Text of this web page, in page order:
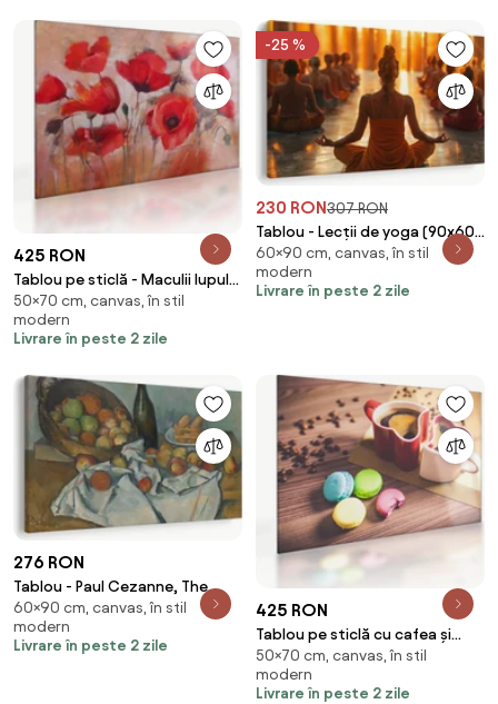
425 RON
Tablou pe sticlă - Maculii lupului
(70x50 cm)
50×70 cm, canvas, în stil
modern
Livrare în peste 2 zile
-25 %
230 RON307 RON
Tablou - Lecții de yoga (90x60
cm)
60×90 cm, canvas, în stil
modern
Livrare în peste 2 zile
276 RON
Tablou - Paul Cezanne, The
Basket of Apples, reproducere
(90x60 cm)
60×90 cm, canvas, în stil
modern
Livrare în peste 2 zile
425 RON
Tablou pe sticlă cu cafea și
macarooni (70x50 cm)
50×70 cm, canvas, în stil
modern
Livrare în peste 2 zile